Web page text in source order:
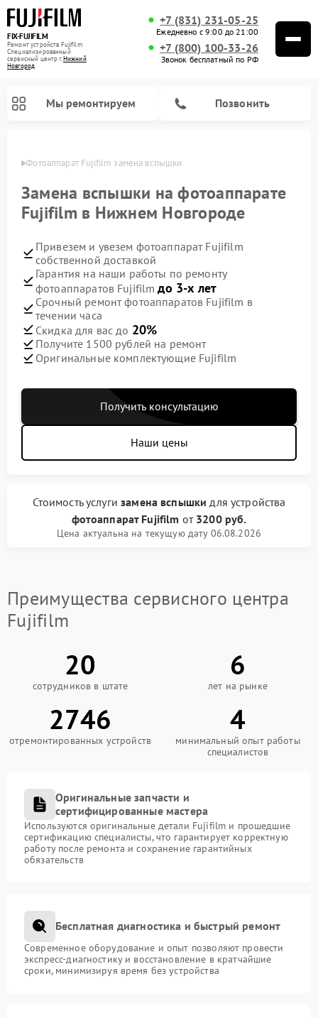
FIX-FUJIFILM
Ремонт устройств Fujifilm
Специализированный
cервисный центр г.Нижний
Новгород
+7 (831) 231-05-25
Ежедневно с 9:00 до 21:00
+7 (800) 100-33-26
Звонок бесплатный по РФ
Мы ремонтируем Позвонить
Фотоаппарат Fujifilm замена вспышки
Замена вспышки на фотоаппарате
Fujifilm в Нижнем Новгороде
Привезем и увезем фотоаппарат Fujifilm
собственной доставкой
Гарантия на наши работы по ремонту
фотоаппаратов Fujifilmдо 3-х лет
Срочный ремонт фотоаппаратов Fujifilm в
течении часа
Скидка для вас до 20%
Получите 1500 рублей на ремонт
Оригинальные комплектующие Fujifilm
Получить консультацию
Наши цены
Стоимость услугизамена вспышки для устройства
фотоаппарат Fujifilm от 3200 руб.
Цена актуальна на текущую дату 06.08.2026
Преимущества сервисного центра
Fujifilm
20
сотрудников в штате
6
лет на рынке
2746
отремонтированных устройств
4
минимальный опыт работы
специалистов
Оригинальные запчасти и
сертифицированные мастера
Используются оригинальные детали Fujifilm и прошедшие
сертификацию специалисты, что гарантирует корректную
работу после ремонта и сохранение гарантийных
обязательств
Бесплатная диагностика и быстрый ремонт
Современное оборудование и опыт позволяют провести
экспресс-диагностику и восстановление в кратчайшие
сроки, минимизируя время без устройства